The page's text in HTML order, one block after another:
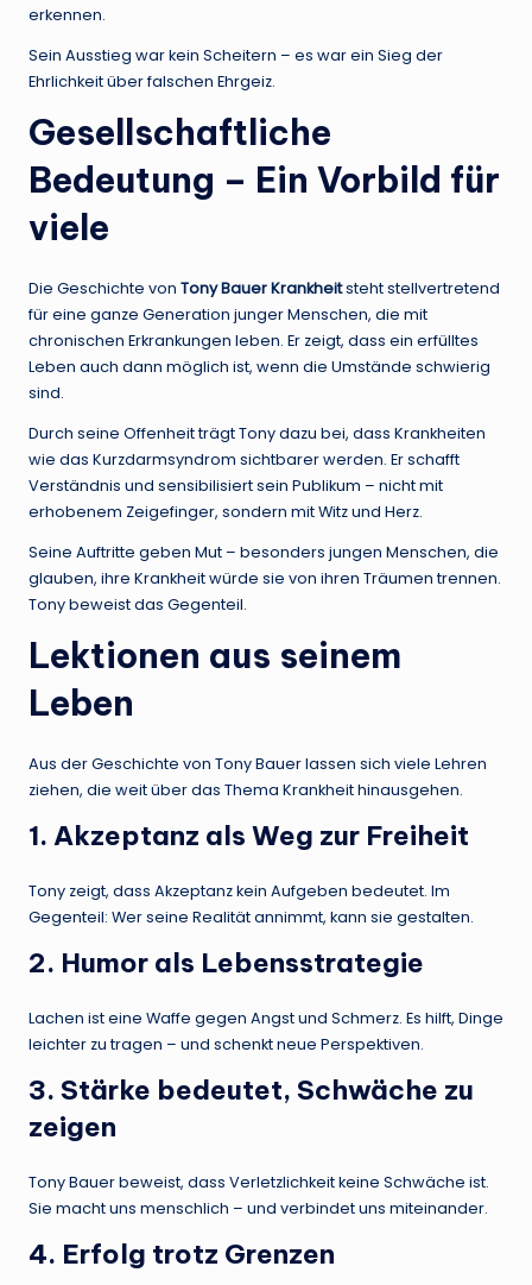
erkennen.
Sein Ausstieg war kein Scheitern – es war ein Sieg der
Ehrlichkeit über falschen Ehrgeiz.
Gesellschaftliche
Bedeutung – Ein Vorbild für
viele
Die Geschichte von Tony Bauer Krankheitsteht stellvertretend
für eine ganze Generation junger Menschen, die mit
chronischen Erkrankungen leben. Er zeigt, dass ein erfülltes
Leben auch dann möglich ist, wenn die Umstände schwierig
sind.
Durch seine Offenheit trägt Tony dazu bei, dass Krankheiten
wie das Kurzdarmsyndrom sichtbarer werden. Er schafft
Verständnis und sensibilisiert sein Publikum – nicht mit
erhobenem Zeigefinger, sondern mit Witz und Herz.
Seine Auftritte geben Mut – besonders jungen Menschen, die
glauben, ihre Krankheit würde sie von ihren Träumen trennen.
Tony beweist das Gegenteil.
Lektionen aus seinem
Leben
Aus der Geschichte von Tony Bauer lassen sich viele Lehren
ziehen, die weit über das Thema Krankheit hinausgehen.
1. Akzeptanz als Weg zur Freiheit
Tony zeigt, dass Akzeptanz kein Aufgeben bedeutet. Im
Gegenteil: Wer seine Realität annimmt, kann sie gestalten.
2. Humor als Lebensstrategie
Lachen ist eine Waffe gegen Angst und Schmerz. Es hilft, Dinge
leichter zu tragen – und schenkt neue Perspektiven.
3. Stärke bedeutet, Schwäche zu
zeigen
Tony Bauer beweist, dass Verletzlichkeit keine Schwäche ist.
Sie macht uns menschlich – und verbindet uns miteinander.
4. Erfolg trotz Grenzen